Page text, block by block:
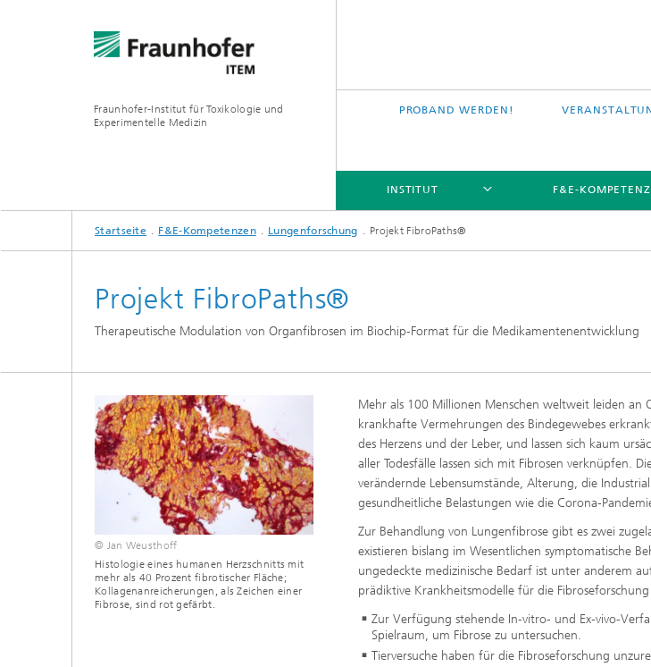
Fraunhofer-Institut für Toxikologie und
Experimentelle Medizin
PROBAND WERDEN!
INSTITUT
INSTITUT
F&E-
F&E-KOMPETENZEN
ANGEBOTE
Toxikologie
Startseite F&E-Kompetenzen Lungenforschung Projekt FibroPaths®
Projekt FibroPaths®
Therapeutische Modulation von Organfibrosen im Biochip-Format für die Medikamentenentwicklung
© Jan Weusthoff
Histologie eines humanen Herzschnitts mit
mehr als 40 Prozent fibrotischer Fläche;
Kollagenanreicherungen, als Zeichen einer
Fibrose, sind rot gefärbt.
Mehr als 100 Millionen Menschen weltweit leiden an
krankhafte Vermehrungen des Bindegewebes
des Herzens und der Leber, und lassen sich kaum
aller Todesfälle lassen sich mit Fibrosen verknüpfen.
verändernde Lebensumstände, Alterung, die
gesundheitliche Belastungen wie die Corona-
Zur Behandlung von Lungenfibrose gibt es zwei
existieren bislang im Wesentlichen symptomatische
ungedeckte medizinische Bedarf ist unter anderem
prädiktive Krankheitsmodelle für die
Zur Verfügung stehende In-vitro- und Ex-vivo-
Spielraum, um Fibrose zu untersuchen.
Tierversuche haben für die Fibroseforschung